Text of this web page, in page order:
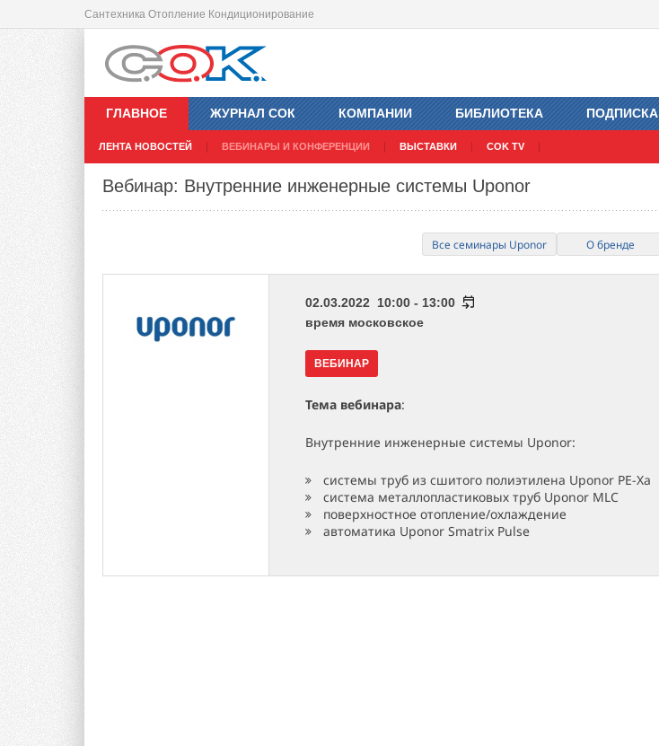
Сантехника Отопление Кондиционирование
ГЛАВНОЕ
ЛЕНТА НОВОСТЕЙ ВЕБИНАРЫ И КОНФЕРЕНЦИИ ВЫСТАВКИ COK TV
ЖУРНАЛ СОК КОМПАНИИ БИБЛИОТЕКА ПОДПИСКА
Вебинар: Внутренние инженерные системы Uponor
Все семинары Uponor О бренде
02.03.2022 10:00 - 13:00
время московское
ВЕБИНАР
Тема вебинара:
Внутренние инженерные системы Uponor:
системы труб из сшитого полиэтилена Uponor PE-Xa
система металлопластиковых труб Uponor MLC
поверхностное отопление/охлаждение
автоматика Uponor Smatrix Pulse